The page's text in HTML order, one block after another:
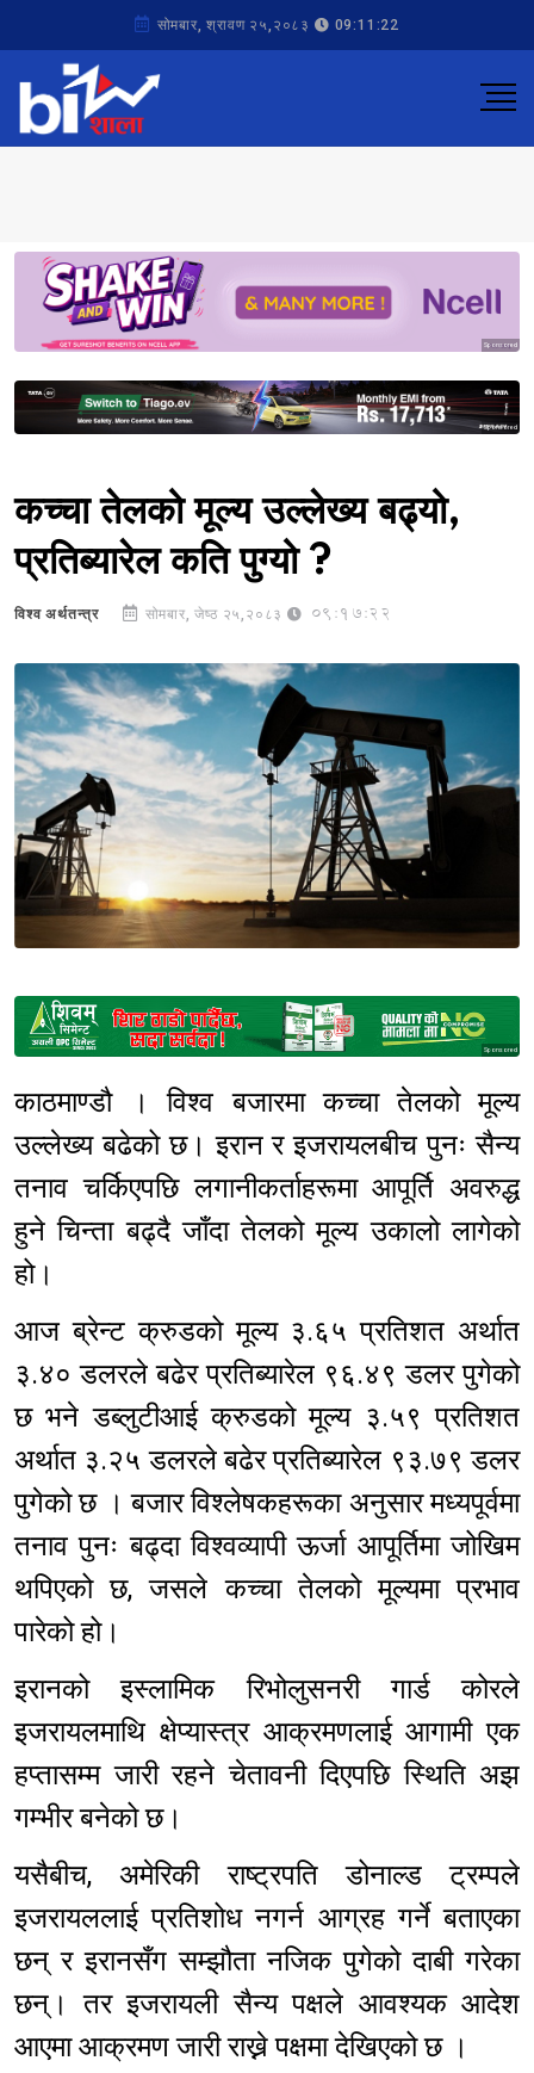
सोमबार, श्रावण २५,२०८३ 09:11:22
Sponsored
Sponsored
कच्चा तेलको मूल्य उल्लेख्य बढ्यो,
प्रतिब्यारेल कति पुग्यो ?
विश्व अर्थतन्त्र सोमबार, जेष्ठ २५,२०८३ 09:17:22
Sponsored
काठमाण्डौ । विश्व बजारमा कच्चा तेलको मूल्य
उल्लेख्य बढेको छ। इरान र इजरायलबीच पुनः सैन्य
तनाव चर्किएपछि लगानीकर्ताहरूमा आपूर्ति अवरुद्ध
हुने चिन्ता बढ्दै जाँदा तेलको मूल्य उकालो लागेको
हो।
आज ब्रेन्ट क्रुडको मूल्य ३.६५ प्रतिशत अर्थात
३.४० डलरले बढेर प्रतिब्यारेल ९६.४९ डलर पुगेको
छ भने डब्लुटीआई क्रुडको मूल्य ३.५९ प्रतिशत
अर्थात ३.२५ डलरले बढेर प्रतिब्यारेल ९३.७९ डलर
पुगेको छ । बजार विश्लेषकहरूका अनुसार मध्यपूर्वमा
तनाव पुनः बढ्दा विश्वव्यापी ऊर्जा आपूर्तिमा जोखिम
थपिएको छ, जसले कच्चा तेलको मूल्यमा प्रभाव
पारेको हो।
इरानको इस्लामिक रिभोलुसनरी गार्ड कोरले
इजरायलमाथि क्षेप्यास्त्र आक्रमणलाई आगामी एक
हप्तासम्म जारी रहने चेतावनी दिएपछि स्थिति अझ
गम्भीर बनेको छ।
यसैबीच, अमेरिकी राष्ट्रपति डोनाल्ड ट्रम्पले
इजरायललाई प्रतिशोध नगर्न आग्रह गर्ने बताएका
छन् र इरानसँग सम्झौता नजिक पुगेको दाबी गरेका
छन्। तर इजरायली सैन्य पक्षले आवश्यक आदेश
आएमा आक्रमण जारी राख्ने पक्षमा देखिएको छ ।